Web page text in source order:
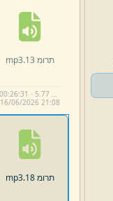
תרומ 13. mp3
00:26:31 · 5.77 MB
16/06/2026 21:08
תרומ 18. mp3